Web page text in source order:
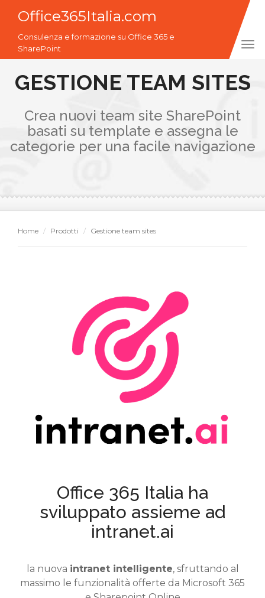
Office365Italia.com
Consulenza e formazione su Office 365 e
SharePoint
GESTIONE TEAM SITES
Crea nuovi team site SharePoint
basati su template e assegna le
categorie per una facile navigazione
Home Prodotti Gestione team sites
Office 365 Italia ha
sviluppato assieme ad
intranet.ai
la nuova intranet intelligente, sfruttando al
massimo le funzionalità offerte da Microsoft 365